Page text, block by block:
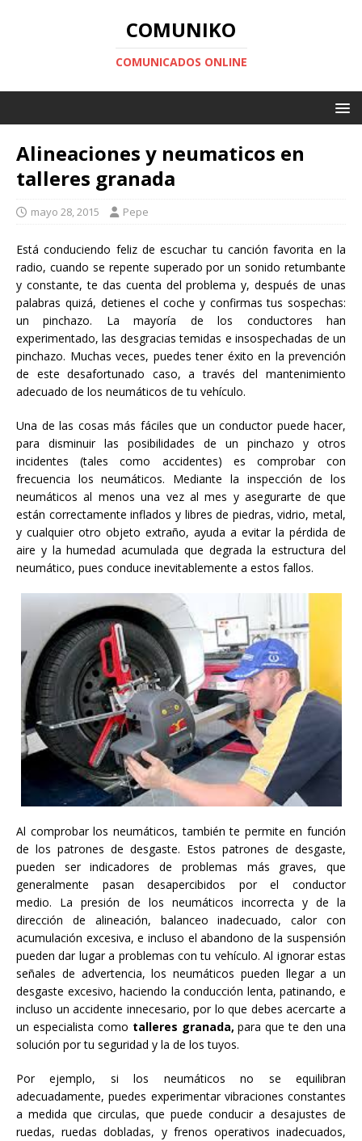
COMUNIKO
COMUNICADOS ONLINE
Alineaciones y neumaticos en
talleres granada
mayo 28, 2015 Pepe
Está conduciendo feliz de escuchar tu canción favorita en la
radio, cuando se repente superado por un sonido retumbante
y constante, te das cuenta del problema y, después de unas
palabras quizá, detienes el coche y confirmas tus sospechas:
un pinchazo. La mayoría de los conductores han
experimentado, las desgracias temidas e insospechadas de un
pinchazo. Muchas veces, puedes tener éxito en la prevención
de este desafortunado caso, a través del mantenimiento
adecuado de los neumáticos de tu vehículo.
Una de las cosas más fáciles que un conductor puede hacer,
para disminuir las posibilidades de un pinchazo y otros
incidentes (tales como accidentes) es comprobar con
frecuencia los neumáticos. Mediante la inspección de los
neumáticos al menos una vez al mes y asegurarte de que
están correctamente inflados y libres de piedras, vidrio, metal,
y cualquier otro objeto extraño, ayuda a evitar la pérdida de
aire y la humedad acumulada que degrada la estructura del
neumático, pues conduce inevitablemente a estos fallos.
Al comprobar los neumáticos, también te permite en función
de los patrones de desgaste. Estos patrones de desgaste,
pueden ser indicadores de problemas más graves, que
generalmente pasan desapercibidos por el conductor
medio. La presión de los neumáticos incorrecta y de la
dirección de alineación, balanceo inadecuado, calor con
acumulación excesiva, e incluso el abandono de la suspensión
pueden dar lugar a problemas con tu vehículo. Al ignorar estas
señales de advertencia, los neumáticos pueden llegar a un
desgaste excesivo, haciendo la conducción lenta, patinando, e
incluso un accidente innecesario, por lo que debes acercarte a
un especialista como talleres granada,para que te den una
solución por tu seguridad y la de los tuyos.
Por ejemplo, si los neumáticos no se equilibran
adecuadamente, puedes experimentar vibraciones constantes
a medida que circulas, que puede conducir a desajustes de
ruedas, ruedas dobladas, y frenos operativos inadecuados,